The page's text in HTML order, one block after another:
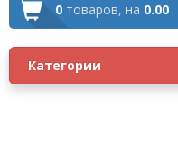
0 товаров, на 0.00
Категории